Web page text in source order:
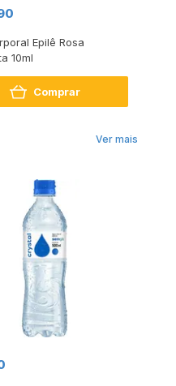
Epilê Rosa
10ml
Comprar
Ver mais